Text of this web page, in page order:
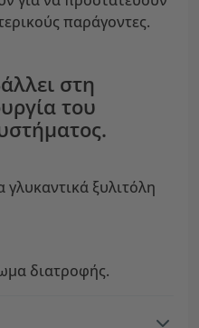
παράγοντες.
στη
του
γλυκαντικά ξυλιτόλη
διατροφής.